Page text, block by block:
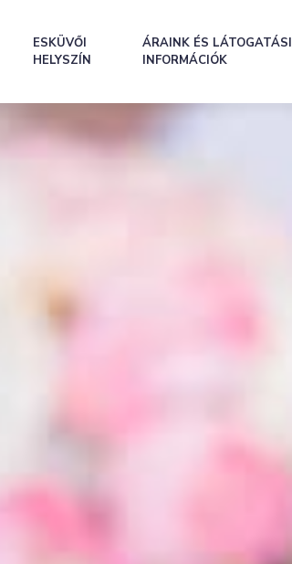
ESKÜVŐI
HELYSZÍN
ÁRAINK ÉS LÁTOGATÁSI
INFORMÁCIÓK